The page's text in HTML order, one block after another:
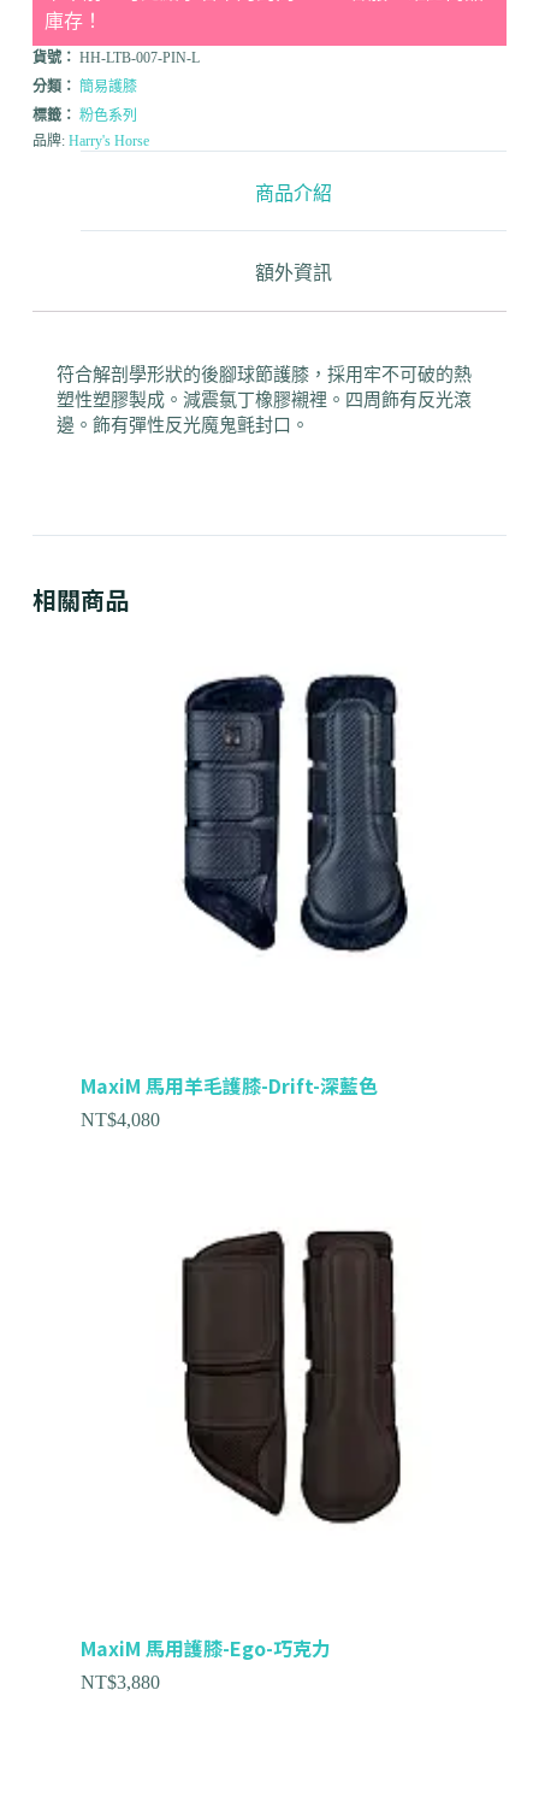
庫存！
貨號： HH-LTB-007-PIN-L
分類： 簡易護膝
標籤： 粉色系列
品牌: Harry's Horse
商品介紹
額外資訊
符合解剖學形狀的後腳球節護膝，採用牢不可破的熱
塑性塑膠製成。減震氯丁橡膠襯裡。四周飾有反光滾
邊。飾有彈性反光魔鬼氈封口。
相關商品
MaxiM 馬用羊毛護膝-Drift-深藍色
NT$4,080
MaxiM 馬用護膝-Ego-巧克力
NT$3,880